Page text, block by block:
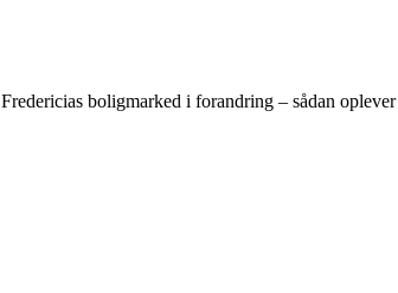
Fredericias boligmarked i forandring – sådan